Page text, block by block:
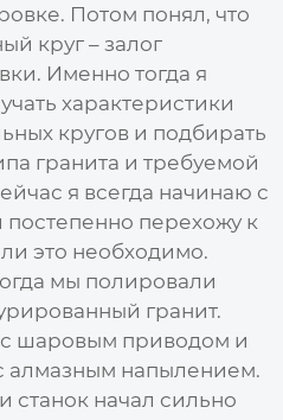
Потом понял, что
круг – залог
Именно тогда я
характеристики
кругов и подбирать
гранита и требуемой
я всегда начинаю с
постепенно перехожу к
это необходимо.
мы полировали
гранит.
с шаровым приводом и
алмазным напылением.
станок начал сильно